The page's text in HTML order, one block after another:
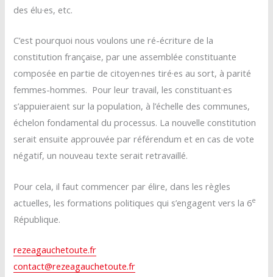
des élu·es, etc.
C’est pourquoi nous voulons une ré-écriture de la
constitution française, par une assemblée constituante
composée en partie de citoyen·nes tiré·es au sort, à parité
femmes-hommes. Pour leur travail, les constituant·es
s’appuieraient sur la population, à l’échelle des communes,
échelon fondamental du processus. La nouvelle constitution
serait ensuite approuvée par référendum et en cas de vote
négatif, un nouveau texte serait retravaillé.
Pour cela, il faut commencer par élire, dans les règles
actuelles, les formations politiques qui s’engagent vers la 6e
République.
rezeagauchetoute.fr
contact@rezeagauchetoute.fr